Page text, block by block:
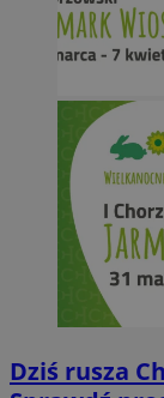
Dziś rusza